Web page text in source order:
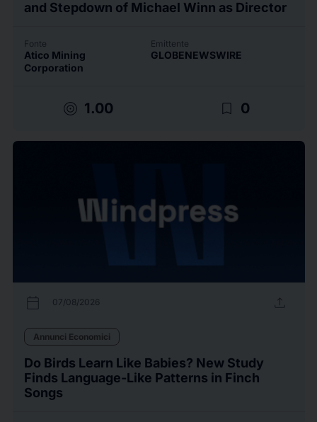
and Stepdown of Michael Winn as Director
Fonte
Atico Mining
Corporation
Emittente
GLOBENEWSWIRE
target 1.00 bookmark_border 0
calendar_today 07/08/2026 upload
Annunci Economici
Do Birds Learn Like Babies? New Study
Finds Language-Like Patterns in Finch
Songs